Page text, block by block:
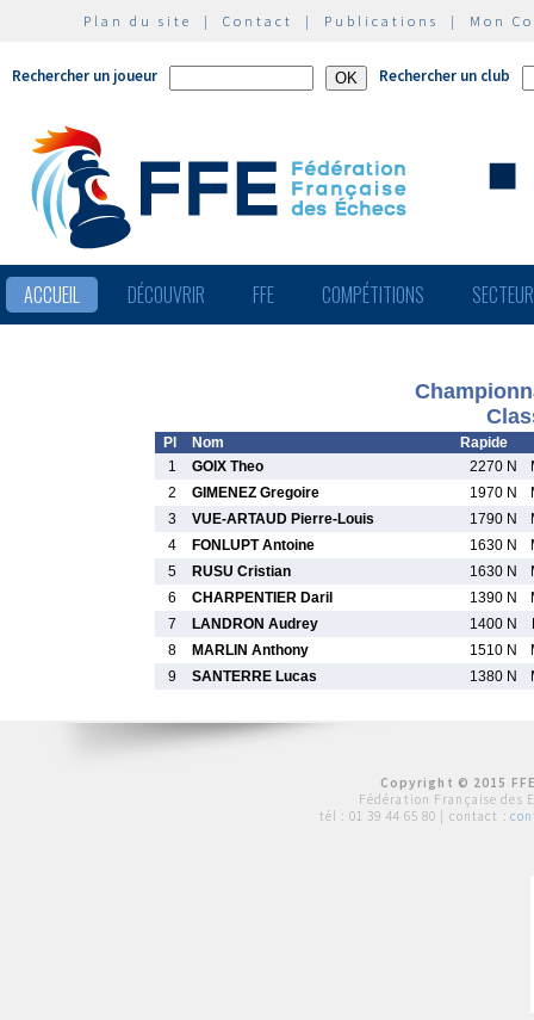
Plan du site | Contact | Publications | Mon
Rechercher un joueur Rechercher un club
ACCUEIL DÉCOUVRIR FFE COMPÉTITIONS
Pl Nom
Rapide
1
GOIX Theo 2270 N
2
GIMENEZ Gregoire 1970 N
3
VUE-ARTAUD Pierre-Louis 1790 N
4
FONLUPT Antoine 1630 N
5
RUSU Cristian 1630 N
6
CHARPENTIER Daril 1390 N
7
LANDRON Audrey 1400 N
8
MARLIN Anthony 1510 N
9
SANTERRE Lucas 1380 N
Copyright © 2015
Fédération Française des
tél : 01 39 44 65 80 | contact :